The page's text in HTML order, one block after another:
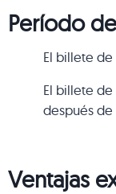
Período
El billete
El billete de
después
Ventajas